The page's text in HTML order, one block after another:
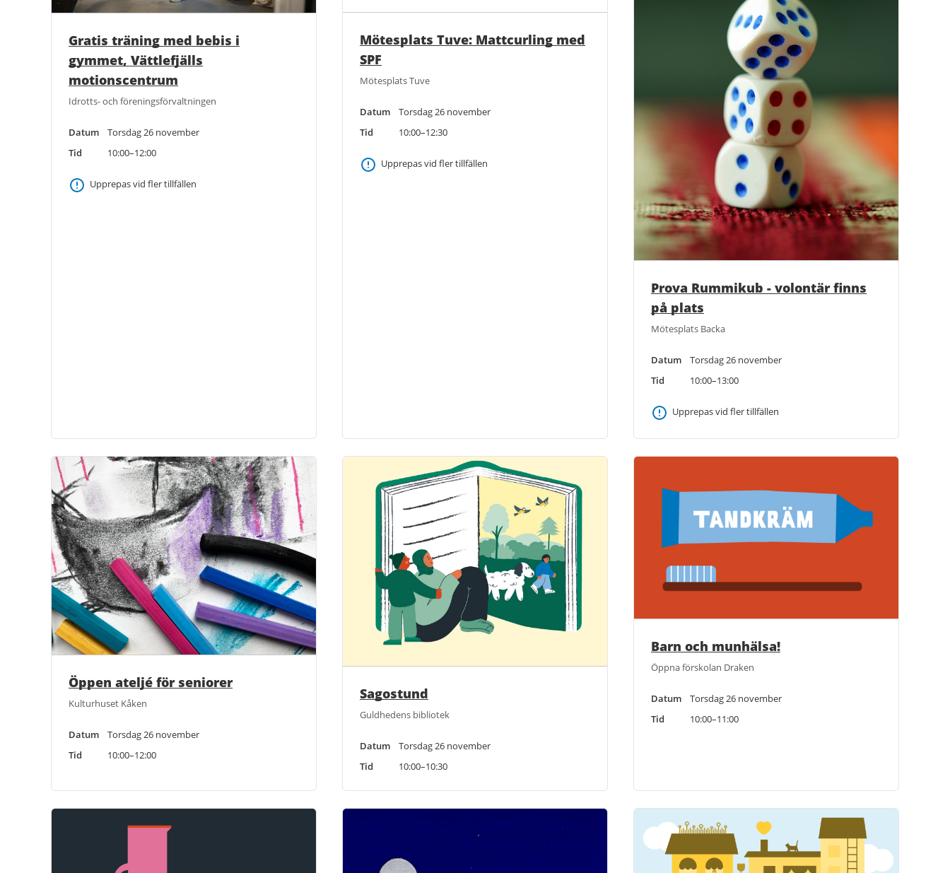
Gratis träning med bebis i
gymmet, Vättlefjälls
motionscentrum
Idrotts- och föreningsförvaltningen
Datum
Torsdag 26 november
Tid
10:00–12:00
Upprepas vid fler tillfällen
Mötesplats Tuve: Mattcurling med
SPF
Mötesplats Tuve
Datum
Torsdag 26 november
Tid
10:00–12:30
Upprepas vid fler tillfällen
Prova Rummikub - volontär finns
på plats
Mötesplats Backa
Datum
Torsdag 26 november
Tid
10:00–13:00
Upprepas vid fler tillfällen
Öppen ateljé för seniorer
Kulturhuset Kåken
Datum
Torsdag 26 november
Tid
10:00–12:00
Sagostund
Guldhedens bibliotek
Datum
Torsdag 26 november
Tid
10:00–10:30
Barn och munhälsa!
Öppna förskolan Draken
Datum
Torsdag 26 november
Tid
10:00–11:00